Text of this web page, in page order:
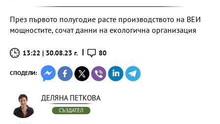
През първото полугодие расте производството на ВЕИ
мощностите, сочат данни на екологична организация
13:22 | 30.08.23 г. 80
СПОДЕЛИ:
ДЕЛЯНА ПЕТКОВА
СЪЗДАТЕЛ